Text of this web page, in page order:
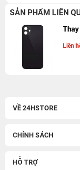
SẢN PHẨM LIÊN
Liên
VỀ 24HSTORE
CHÍNH SÁCH
HỖ TRỢ